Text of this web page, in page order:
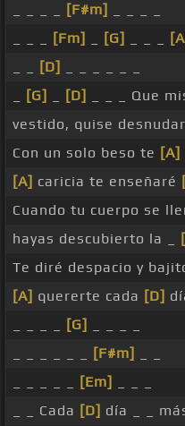
[F#m]
[Fm] [G]
[D]
[G] [D] _ _ _ Que
vestido, quise
Con un solo beso te [A]
[A] caricia te enseñaré
Cuando tu cuerpo se
hayas descubierto la _
Te diré despacio y
[A] quererte cada [D]
[G]
[F#m]
[Em]
_ _ Cada [D] día _ _